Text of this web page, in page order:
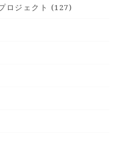
ロジェクト (127)